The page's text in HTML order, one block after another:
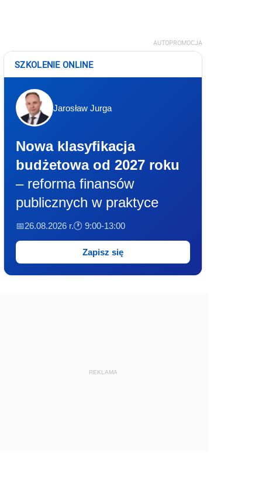
AUTOPROMOCJA
SZKOLENIE ONLINE
Jarosław Jurga
Nowa klasyfikacja
budżetowa od 2027 roku
– reforma finansów
publicznych w praktyce
📅26.08.2026 r.🕐 9:00-13:00
Zapisz się
REKLAMA